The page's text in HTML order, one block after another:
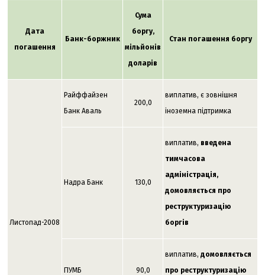
Дата
погашення
Банк-боржник
Сума
боргу,
мільйонів
доларів
Стан погашення боргу
Листопад-2008
Райффайзен
Банк Аваль
200,0
виплатив, є зовнішня
іноземна підтримка
Надра Банк 130,0
виплатив, введена
тимчасова
адміністрація,
домовляється про
реструктуризацію
боргів
ПУМБ 90,0
виплатив, домовляється
про реструктуризацію